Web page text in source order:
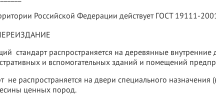
Российской Федерации действует ГОСТ 19111-
стандарт распространяется на деревянные
и вспомогательных зданий и помещений
не распространяется на двери специального
ценных пород.